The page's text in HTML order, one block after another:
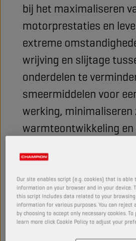
bij het maximaliseren
motorprestaties en
extreme
wrijving en slijtage
onderdelen te
smeermiddelen voor
werking, minimaliseren
warmteontwikkeling
de kansen op succes
beïnvloedt. In dit artikel
weten wat er nodig is
smeermiddel te
waarmee een team de
Our site enables script (e.g. cookies) that is able
information on your browser and in your device.
this script includes data related to your
information for various purposes. You can reject
by choosing to accept only necessary cookies.
learn more click Cookie Policy to adjust your